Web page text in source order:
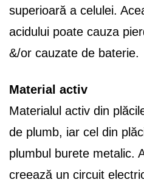
superioară a celulei.
acidului poate cauza
&/or cauzate de baterie.
Material activ
Materialul activ din
de plumb, iar cel din
plumbul burete metalic.
creează un circuit